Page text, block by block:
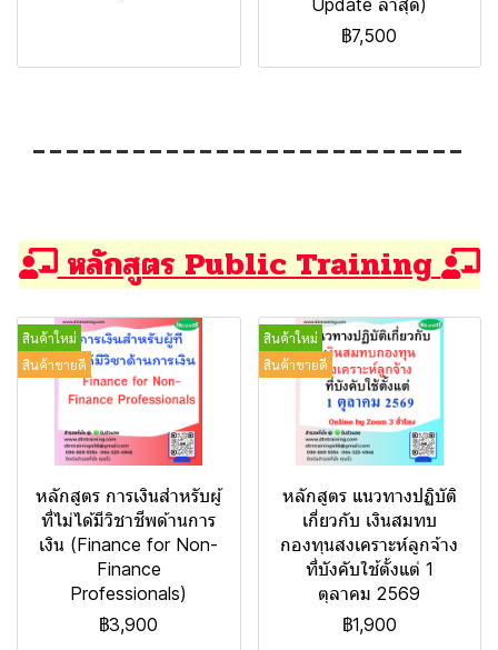
Update ล่าสุด)
฿7,500
หลักสูตร Public Training
สินค้าใหม่
สินค้าขายดี
หลักสูตร การเงินสำหรับผู้
ที่ไม่ได้มีวิชาชีพด้านการ
เงิน (Finance for Non-
Finance
Professionals)
฿3,900
สินค้าใหม่
สินค้าขายดี
หลักสูตร แนวทางปฏิบัติ
เกี่ยวกับ เงินสมทบ
กองทุนสงเคราะห์ลูกจ้าง
ที่บังคับใช้ตั้งแต่ 1
ตุลาคม 2569
฿1,900